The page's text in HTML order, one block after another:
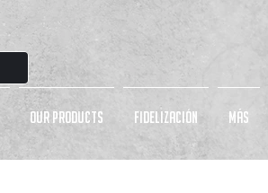
OUR PRODUCTS Fidelización más